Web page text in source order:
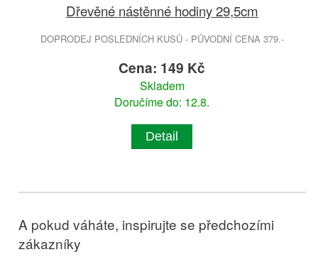
Dřevěné nástěnné hodiny 29,5cm
DOPRODEJ POSLEDNÍCH KUSŮ - PŮVODNÍ CENA 379.-
Cena: 149 Kč
Skladem
Doručíme do: 12.8.
Detail
A pokud váháte, inspirujte se předchozími
zákazníky